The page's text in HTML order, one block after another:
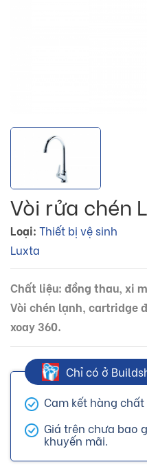
Vòi rửa chén
Loại: Thiết bị vệ sinh
Luxta
Chất liệu: đồng thau, xi
Vòi chén lạnh, cartridge
xoay 360.
Chỉ có ở
Cam kết hàng
Giá trên chưa bao
khuyến mãi.